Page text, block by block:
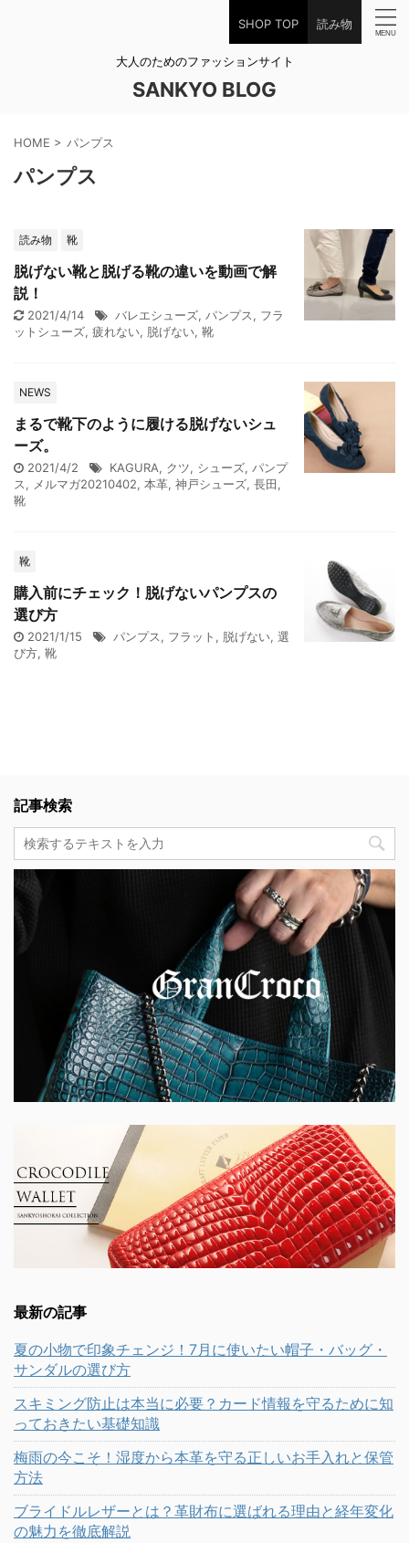
SHOP TOP 読み物
大人のためのファッションサイト
SANKYO BLOG
HOME > パンプス
パンプス
読み物 靴
脱げない靴と脱げる靴の違いを動画で解
説！
2021/4/14 バレエシューズ, パンプス, フラ
ットシューズ, 疲れない, 脱げない, 靴
NEWS
まるで靴下のように履ける脱げないシュ
ーズ。
2021/4/2 KAGURA, クツ, シューズ, パンプ
ス, メルマガ20210402, 本革, 神戸シューズ, 長田,
靴
靴
購入前にチェック！脱げないパンプスの
選び方
2021/1/15 パンプス, フラット , 脱げない, 選
び方, 靴
記事検索
最新の記事
夏の小物で印象チェンジ！7月に使いたい帽子・バッグ・
サンダルの選び方
スキミング防止は本当に必要？カード情報を守るために知
っておきたい基礎知識
梅雨の今こそ！湿度から本革を守る正しいお手入れと保管
方法
ブライドルレザーとは？革財布に選ばれる理由と経年変化
の魅力を徹底解説